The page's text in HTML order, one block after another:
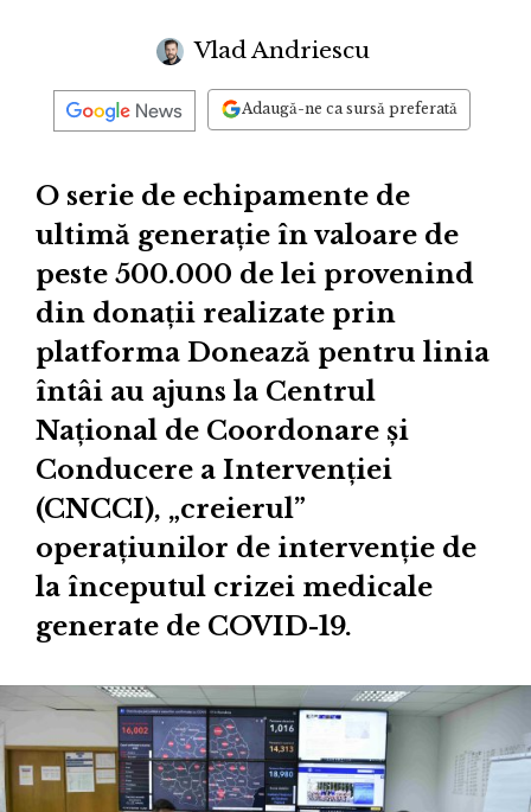
Vlad Andriescu
Adaugă-ne ca sursă preferată
O serie de echipamente de
ultimă generație în valoare de
peste 500.000 de lei provenind
din donații realizate prin
platforma Donează pentru linia
întâi au ajuns la Centrul
Național de Coordonare și
Conducere a Intervenției
(CNCCI), „creierul”
operațiunilor de intervenție de
la începutul crizei medicale
generate de COVID-19.